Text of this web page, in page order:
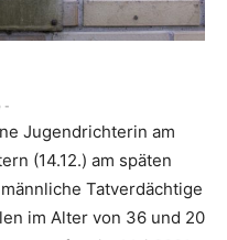
-
Jugendrichterin am
(14.12.) am späten
Tatverdächtige
im Alter von 36 und 20